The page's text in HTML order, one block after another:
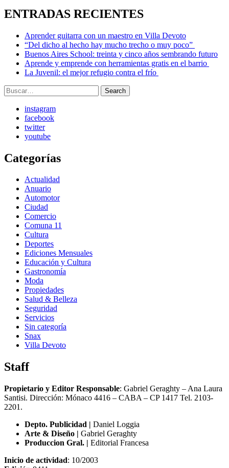
ENTRADAS RECIENTES
Aprender guitarra con un maestro en Villa Devoto
“Del dicho al hecho hay mucho trecho o muy poco”
Buenos Aires School: treinta y cinco años sembrando futuro
Aprende y emprende con herramientas gratis en el barrio
La Juvenil: el mejor refugio contra el frío
Search
for:
Search
instagram
facebook
twitter
youtube
Categorías
Actualidad
Anuario
Automotor
Ciudad
Comercio
Comuna 11
Cultura
Deportes
Ediciones Mensuales
Educación y Cultura
Gastronomía
Moda
Propiedades
Salud & Belleza
Seguridad
Servicios
Sin categoría
Snax
Villa Devoto
Staff
Propietario y Editor Responsable: Gabriel Geraghty – Ana Laura
Santisi. Dirección: Mónaco 4416 – CABA – CP 1417 Tel. 2103-
2201.
Depto. Publicidad | Daniel Loggia
Arte & Diseño | Gabriel Geraghty
Produccion Gral. | Editorial Francesa
Inicio de actividad: 10/2003